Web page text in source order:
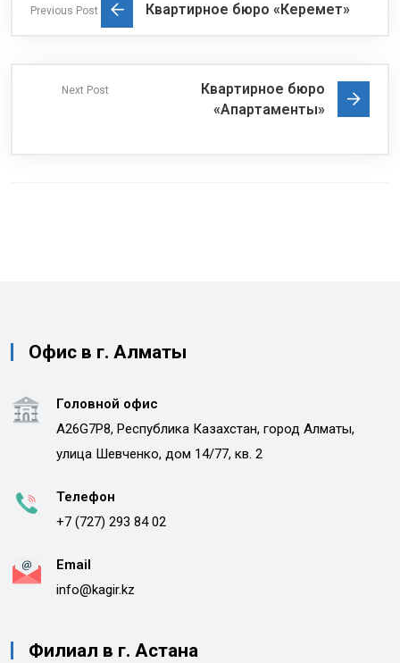
Previous Post Квартирное бюро «Керемет»
Next Post
Квартирное бюро
«Апартаменты»
Офис в г. Алматы
Головной офис
A26G7P8, Республика Казахстан, город Алматы,
улица Шевченко, дом 14/77, кв. 2
Телефон
+7 (727) 293 84 02
Email
info@kagir.kz
Филиал в г. Астана